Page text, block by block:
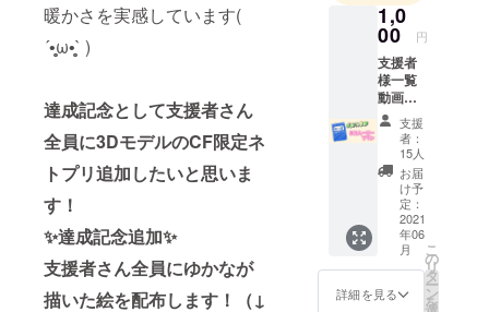
暖かさを実感しています(
´•̥̥̥ω•̥̥̥` )
達成記念として支援者さん
全員に3DモデルのCF限定ネ
トプリ追加したいと思いま
す！
✨達成記念追加✨
支援者さん全員にゆかなが
描いた絵を配布します！（↓
1,0
00 円
支援者
様一覧
動画で
のお名
前お読
み上げ
新3Dモ
デルで
のお礼
ムー
ビー ※
備考欄
に希望
のお名
前をご
支援
者：
15人
お届
け予
定：
2021
年06
月
詳細を見る
こ
の
リ
タ
ー
ン
を